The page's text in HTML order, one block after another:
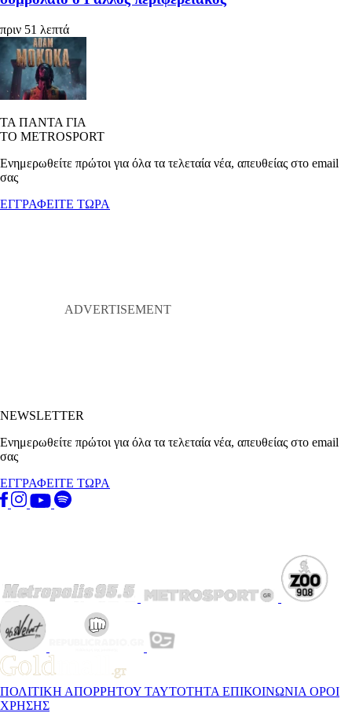
πριν 51 λεπτά
ΤΑ ΠΑΝΤΑ ΓΙΑ
ΤΟ METROSPORT
Ενημερωθείτε πρώτοι για όλα τα τελεταία νέα, απευθείας στο email
σας
ΕΓΓΡΑΦΕΙΤΕ ΤΩΡΑ
NEWSLETTER
Ενημερωθείτε πρώτοι για όλα τα τελεταία νέα, απευθείας στο email
σας
ΕΓΓΡΑΦΕΙΤΕ ΤΩΡΑ
ΠΟΛΙΤΙΚΗ ΑΠΟΡΡΗΤΟΥ ΤΑΥΤΟΤΗΤΑ ΕΠΙΚΟΙΝΩΝΙΑ ΟΡΟΙ
ΧΡΗΣΗΣ